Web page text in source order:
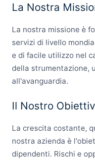
La Nostra
La nostra missione è
servizi di livello
e di facile utilizzo nel
della strumentazione,
all'avanguardia.
Il Nostro
La crescita costante,
nostra azienda è
dipendenti. Rischi e